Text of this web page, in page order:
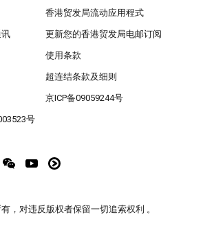
香港贸发局流动应用程式
更新您的香港贸发局电邮订阅
使用条款
超连结条款及细则
京ICP备09059244号
号
，对违反版权者保留一切追索权利 。